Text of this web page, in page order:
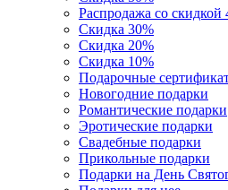
Распродажа со скидкой
Скидка 30%
Скидка 20%
Скидка 10%
Подарочные
Новогодние подарки
Романтические подарки
Эротические подарки
Свадебные подарки
Прикольные подарки
Подарки на День